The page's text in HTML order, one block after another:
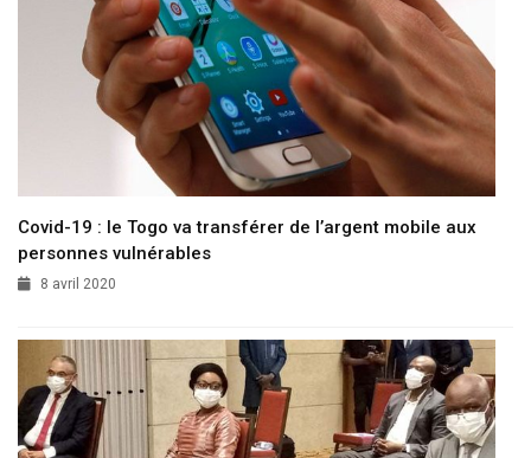
Covid-19 : le Togo va transférer de l’argent mobile aux
personnes vulnérables
8 avril 2020